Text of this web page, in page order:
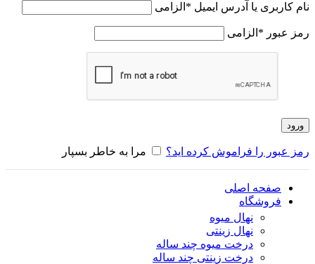
نام کاربری یا آدرس ایمیل * الزامی
رمز عبور * الزامی
ورود
رمز عبور را فراموش کرده اید؟ مرا به خاطر بسپار
صفحه اصلی
فروشگاه
نهال میوه
نهال زینتی
درخت میوه چند ساله
درخت زینتی چند ساله